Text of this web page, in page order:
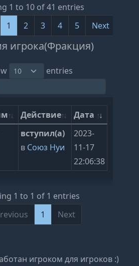
1 to 10 of 41 entries
1 2 3 4 5 Next
игрока(Фракция)
entries
Действие
Дата
вступил(а)
в Союз Нуи
2023-
11-17
22:06:38
1 to 1 of 1 entries
1 Next
игроком для игроков :)